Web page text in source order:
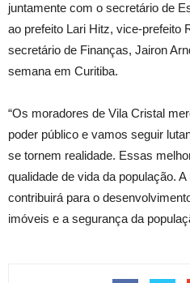
juntamente com o secretário de
ao prefeito Lari Hitz, vice-prefeito
secretário de Finanças, Jairon
semana em Curitiba.
“Os moradores de Vila Cristal
poder público e vamos seguir
se tornem realidade. Essas
qualidade de vida da população.
contribuirá para o
imóveis e a segurança da